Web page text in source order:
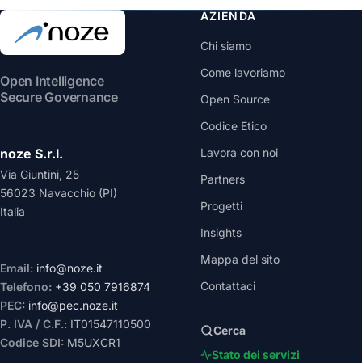
Open Intelligence
Secure Governance
noze S.r.l.
Via Giuntini, 25
56023 Navacchio (PI)
Italia
Email: info@noze.it
Telefono: +39 050 7916874
PEC: info@pec.noze.it
P. IVA / C.F.: IT01547110500
Codice SDI: M5UXCR1
AZIENDA
Chi siamo
Come lavoriamo
Open Source
Codice Etico
Lavora con noi
Partners
Progetti
Insights
Mappa del sito
Contattaci
Cerca
Stato dei servizi